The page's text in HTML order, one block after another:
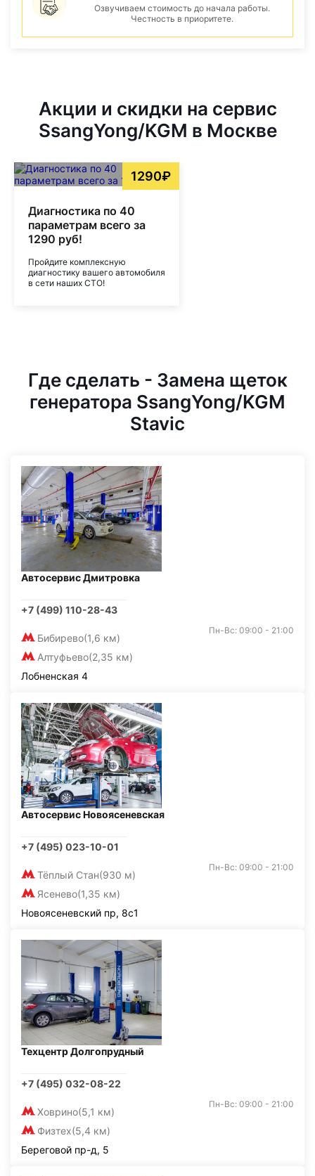
Озвучиваем стоимость до начала работы.
Честность в приоритете.
Акции и скидки на сервис
SsangYong/KGM в Москве
1290₽
Диагностика по 40
параметрам всего за
1290 руб!
Пройдите комплексную
диагностику вашего автомобиля
в сети наших СТО!
Где сделать - Замена щеток
генератора SsangYong/KGM
Stavic
Автосервис Дмитровка
+7 (499) 110-28-43
Бибирево(1,6 км)
Алтуфьево(2,35 км)
Пн-Вс: 09:00 - 21:00
Лобненская 4
Автосервис Новоясеневская
+7 (495) 023-10-01
Тёплый Стан(930 м)
Ясенево(1,35 км)
Пн-Вс: 09:00 - 21:00
Новоясеневский пр, 8с1
Техцентр Долгопрудный
+7 (495) 032-08-22
Ховрино(5,1 км)
Физтех(5,4 км)
Пн-Вс: 09:00 - 21:00
Береговой пр-д, 5